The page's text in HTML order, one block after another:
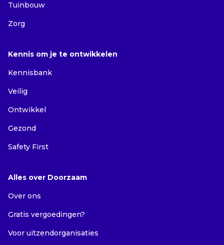
Tuinbouw
Zorg
Kennis om je te ontwikkelen
Kennisbank
Veilig
Ontwikkel
Gezond
Safety First
Alles over Doorzaam
Over ons
Gratis vergoedingen?
Voor uitzendorganisaties